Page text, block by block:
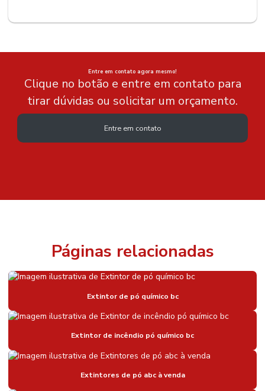
Entre em contato agora mesmo!
Clique no botão e entre em contato para
tirar dúvidas ou solicitar um orçamento.
Entre em contato
Páginas relacionadas
Extintor de pó químico bc
Extintor de incêndio pó químico bc
Extintores de pó abc à venda